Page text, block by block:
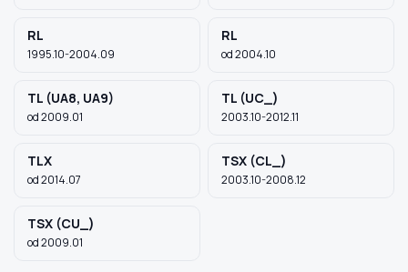
RL
1995.10-2004.09
RL
od 2004.10
TL (UA8, UA9)
od 2009.01
TL (UC_)
2003.10-2012.11
TLX
od 2014.07
TSX (CL_)
2003.10-2008.12
TSX (CU_)
od 2009.01